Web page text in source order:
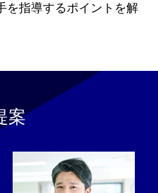
を指導するポイントを解
案